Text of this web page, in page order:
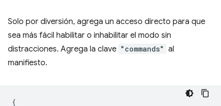
Solo por diversión, agrega un acceso directo para que
sea más fácil habilitar o inhabilitar el modo sin
distracciones. Agrega la clave "commands" al
manifiesto.
{